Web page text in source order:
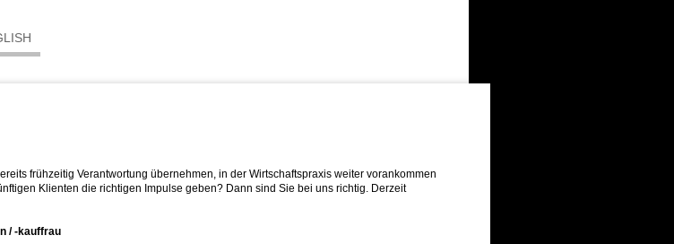
frühzeitig Verantwortung übernehmen, in der Wirtschaftspraxis weiter vorankommen
Klienten die richtigen Impulse geben? Dann sind Sie bei uns richtig. Derzeit
/ -kauffrau